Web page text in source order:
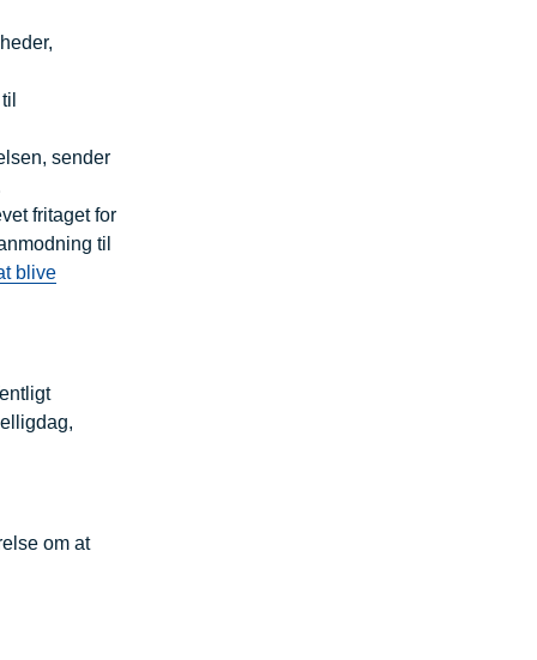
sender
fritaget for
til
blive
om at